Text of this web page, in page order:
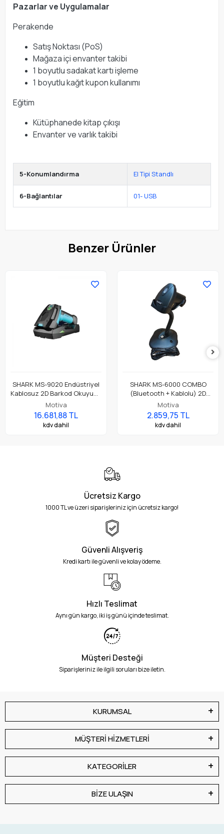
Pazarlar ve Uygulamalar
Perakende
Satış Noktası (PoS)
Mağaza içi envanter takibi
1 boyutlu sadakat kartı işleme
1 boyutlu kağıt kupon kullanımı
Eğitim
Kütüphanede kitap çıkışı
Envanter ve varlık takibi
5-Konumlandırma El Tipi Standlı
6-Bağlantılar 01- USB
Benzer Ürünler
SHARK MS-9020 Endüstriyel
Kablosuz 2D Barkod Okuyucu
IP68 Bluetooth & 433MHz
DPM Barkod Okuma
Motiva
16.681,88 TL
kdv dahil
SHARK MS-6000 COMBO
(Bluetooth + Kablolu) 2D
Barkod Okuyucu
Motiva
2.859,75 TL
kdv dahil
Ücretsiz Kargo
1000 TL ve üzeri siparişleriniz için ücretsiz kargo!
Güvenli Alışveriş
Kredi kartı ile güvenli ve kolay ödeme.
Hızlı Teslimat
Aynı gün kargo, iki iş günü içinde teslimat.
Müşteri Desteği
Siparişleriniz ile ilgili soruları bize iletin.
KURUMSAL
MÜŞTERİ HİZMETLERİ
KATEGORİLER
BİZE ULAŞIN